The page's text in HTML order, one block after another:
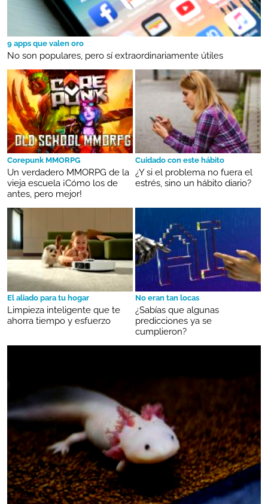
9 apps que valen oro
No son populares, pero sí extraordinariamente útiles
Corepunk MMORPG
Un verdadero MMORPG de la
vieja escuela ¡Cómo los de
antes, pero mejor!
Cuidado con este hábito
¿Y si el problema no fuera el
estrés, sino un hábito diario?
El aliado para tu hogar
Limpieza inteligente que te
ahorra tiempo y esfuerzo
No eran tan locas
¿Sabías que algunas
predicciones ya se
cumplieron?